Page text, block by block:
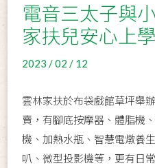
電音三太子與
家扶兒安心上學
2023 / 02 / 12
雲林家扶於布袋戲館草坪舉
賣，有腳底按摩器、體脂機
機、加熱水瓶、智慧電燉養
叭、微型投影機等，更有日